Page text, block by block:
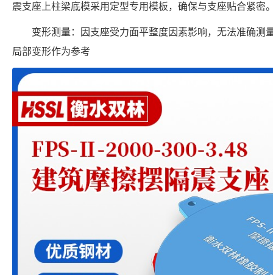
震支座上柱梁底模采用定型专用模板，确保与支座贴合紧密
变形测量：因支座受力面平整度因素影响，无法准确测
局部变形作为参考